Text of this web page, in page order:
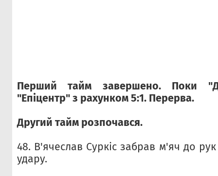
Перший тайм завершено. Поки
"Епіцентр" з рахунком 5:1. Перерва.
Другий тайм розпочався.
48. В'ячеслав Суркіс забрав м'яч до
удару.